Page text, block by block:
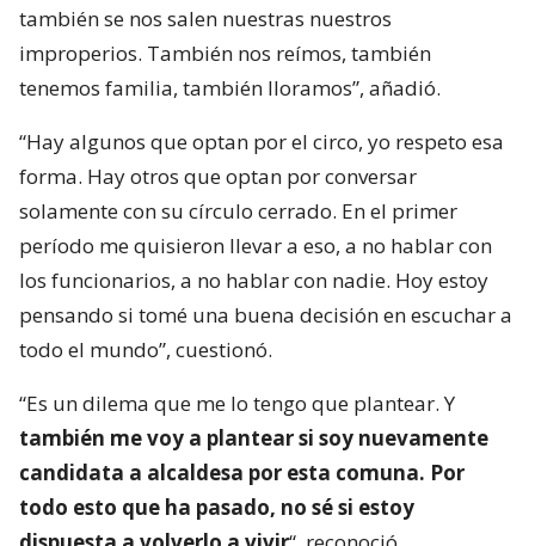
también se nos salen nuestras nuestros
improperios. También nos reímos, también
tenemos familia, también lloramos”, añadió.
“Hay algunos que optan por el circo, yo respeto esa
forma. Hay otros que optan por conversar
solamente con su círculo cerrado. En el primer
período me quisieron llevar a eso, a no hablar con
los funcionarios, a no hablar con nadie. Hoy estoy
pensando si tomé una buena decisión en escuchar a
todo el mundo”, cuestionó.
“Es un dilema que me lo tengo que plantear. Y
también me voy a plantear si soy nuevamente
candidata a alcaldesa por esta comuna. Por
todo esto que ha pasado, no sé si estoy